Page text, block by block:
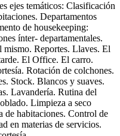
ejes temáticos: Clasificación
Departamentos
de housekeeping:
ínter- departamentales.
Reportes. Llaves. El
El Office. El carro.
Rotación de colchones.
Stock. Blancos y suaves.
Lavandería. Rutina del
Limpieza a seco
de habitaciones. Control de
en materias de servicios.